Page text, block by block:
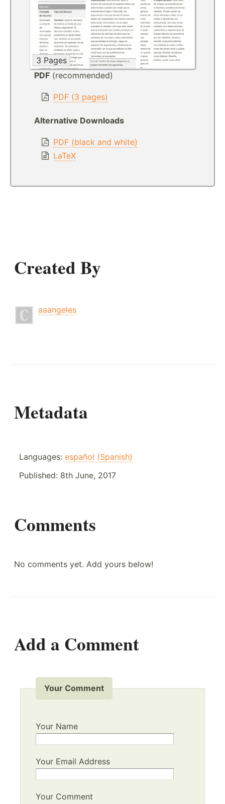
3 Pages
PDF (recommended)
PDF (3 pages)
Alternative Downloads
PDF (black and white)
LaTeX
Created By
aaangeles
Metadata
Languages: español (Spanish)
Published: 8th June, 2017
Comments
No comments yet. Add yours below!
Add a Comment
Your Comment
Your Name
Your Email Address
Your Comment